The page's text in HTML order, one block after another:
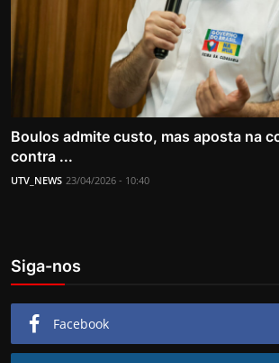
Boulos admite custo, mas aposta na
contra ...
UTV_NEWS 23/04/2026 - 10:40
Siga-nos
Facebook